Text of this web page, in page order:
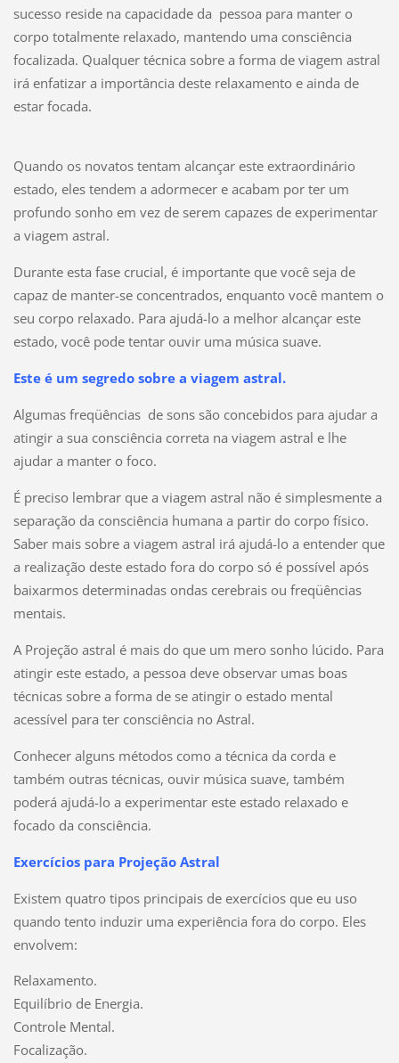
sucesso reside na capacidade da pessoa para manter o
corpo totalmente relaxado, mantendo uma consciência
focalizada. Qualquer técnica sobre a forma de viagem astral
irá enfatizar a importância deste relaxamento e ainda de
estar focada.
Quando os novatos tentam alcançar este extraordinário
estado, eles tendem a adormecer e acabam por ter um
profundo sonho em vez de serem capazes de experimentar
a viagem astral.
Durante esta fase crucial, é importante que você seja de
capaz de manter-se concentrados, enquanto você mantem o
seu corpo relaxado. Para ajudá-lo a melhor alcançar este
estado, você pode tentar ouvir uma música suave.
Este é um segredo sobre a viagem astral.
Algumas freqüências de sons são concebidos para ajudar a
atingir a sua consciência correta na viagem astral e lhe
ajudar a manter o foco.
É preciso lembrar que a viagem astral não é simplesmente a
separação da consciência humana a partir do corpo físico.
Saber mais sobre a viagem astral irá ajudá-lo a entender que
a realização deste estado fora do corpo só é possível após
baixarmos determinadas ondas cerebrais ou freqüências
mentais.
A Projeção astral é mais do que um mero sonho lúcido. Para
atingir este estado, a pessoa deve observar umas boas
técnicas sobre a forma de se atingir o estado mental
acessível para ter consciência no Astral.
Conhecer alguns métodos como a técnica da corda e
também outras técnicas, ouvir música suave, também
poderá ajudá-lo a experimentar este estado relaxado e
focado da consciência.
Exercícios para Projeção Astral
Existem quatro tipos principais de exercícios que eu uso
quando tento induzir uma experiência fora do corpo. Eles
envolvem:
Relaxamento.
Equilíbrio de Energia.
Controle Mental.
Focalização.